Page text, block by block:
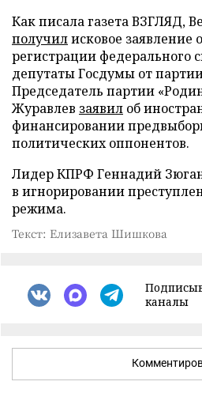
Как писала газета ВЗГЛЯД,
получилисковое заявление
регистрации федерального
депутаты Госдумы от
Председатель партии
Журавлев заявил об
финансировании
политических оппонентов.
Лидер КПРФ Геннадий
в игнорировании
режима.
Текст: Елизавета Шишкова
каналы